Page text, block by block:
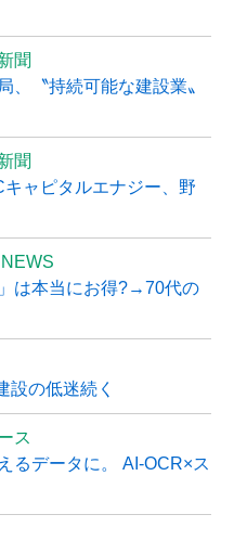
聞
、〝持続可能な建設業〟
聞
ャピタルエナジー、野
は本当にお得?→70代の
設の低迷続く
ス
るデータに。 AI-OCR×ス